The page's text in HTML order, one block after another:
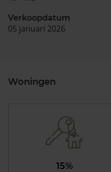
Verkoopdatum
05 januari 2026
Woningen
15%